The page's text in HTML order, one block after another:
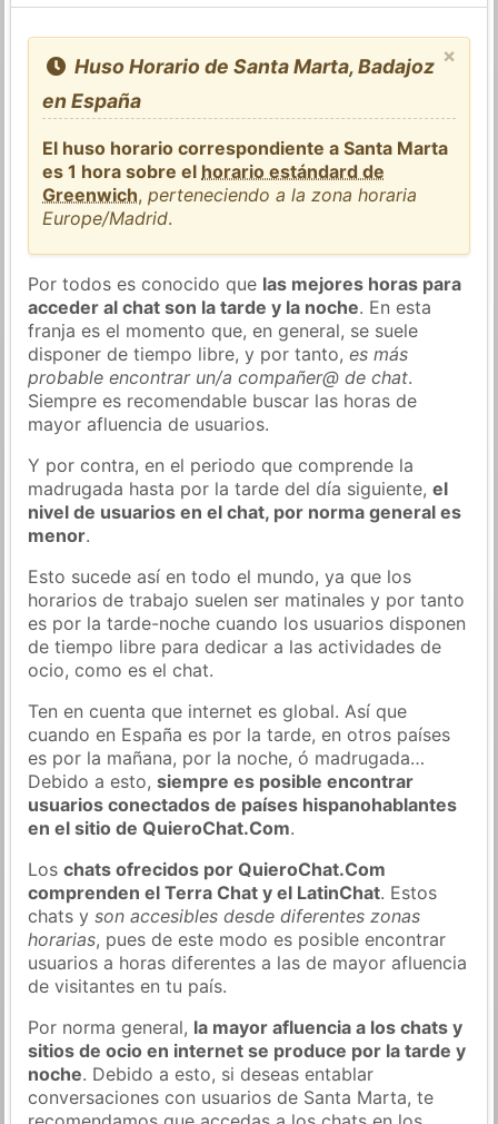
×
Huso Horario de Santa Marta, Badajoz
en España
El huso horario correspondiente a Santa Marta
es 1 hora sobre el horario estándard de
Greenwich,perteneciendo a la zona horaria
Europe/Madrid.
Por todos es conocido que las mejores horas para
acceder al chat son la tarde y la noche. En esta
franja es el momento que, en general, se suele
disponer de tiempo libre, y por tanto,es más
probable encontrar un/a compañer@ de chat.
Siempre es recomendable buscar las horas de
mayor afluencia de usuarios.
Y por contra, en el periodo que comprende la
madrugada hasta por la tarde del día siguiente,el
nivel de usuarios en el chat, por norma general es
menor.
Esto sucede así en todo el mundo, ya que los
horarios de trabajo suelen ser matinales y por tanto
es por la tarde-noche cuando los usuarios disponen
de tiempo libre para dedicar a las actividades de
ocio, como es el chat.
Ten en cuenta que internet es global. Así que
cuando en España es por la tarde, en otros países
es por la mañana, por la noche, ó madrugada…
Debido a esto,siempre es posible encontrar
usuarios conectados de países hispanohablantes
en el sitio de QuieroChat.Com.
Loschats ofrecidos por QuieroChat.Com
comprenden el Terra Chat y el LatinChat. Estos
chats yson accesibles desde diferentes zonas
horarias, pues de este modo es posible encontrar
usuarios a horas diferentes a las de mayor afluencia
de visitantes en tu país.
Por norma general, la mayor afluencia a los chats y
sitios de ocio en internet se produce por la tarde y
noche. Debido a esto, si deseas entablar
conversaciones con usuarios de Santa Marta, te